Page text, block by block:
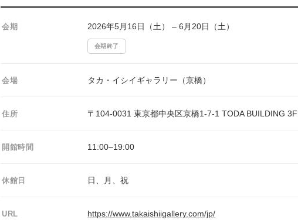
会期 2026年5月16日（土） – 6月20日（土）
会期終了
会場 タカ・イシイギャラリー（京橋）
住所 〒104-0031 東京都中央区京橋1-7-1 TODA BUILDING 3F
開館時間 11:00–19:00
休館日 日、月、祝
URL https://www.takaishiigallery.com/jp/